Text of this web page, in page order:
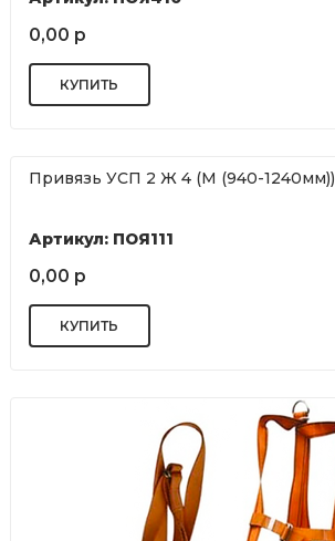
0,00 р
Привязь УСП 2 Ж 4 (М (940-1240мм))
Артикул: ПОЯ111
0,00 р